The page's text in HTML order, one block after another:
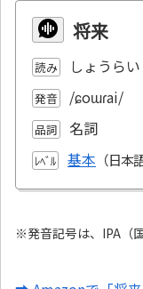
将来
読み しょうらい
発音 /ɕoɯɾai/
品詞 名詞
ﾚﾍﾞﾙ 基本
※発音記号は、IPA（